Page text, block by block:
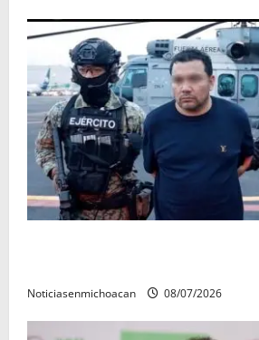
Noticiasenmichoacan 08/07/2026